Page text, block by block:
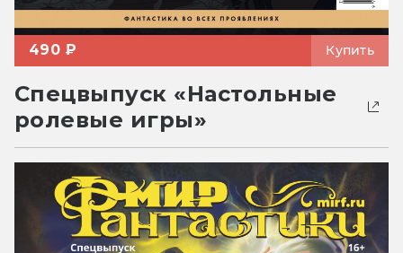
490 ₽ Купить
Спецвыпуск «Настольные
ролевые игры»